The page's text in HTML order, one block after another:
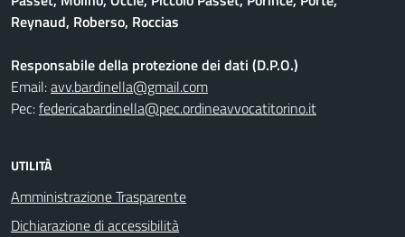
Reynaud, Roberso, Roccias
Responsabile della protezione dei dati (D.P.O.)
Email:avv.bardinella@gmail.com
Pec:federicabardinella@pec.ordineavvocatitorino.it
UTILITÀ
Amministrazione Trasparente
Dichiarazione di accessibilità